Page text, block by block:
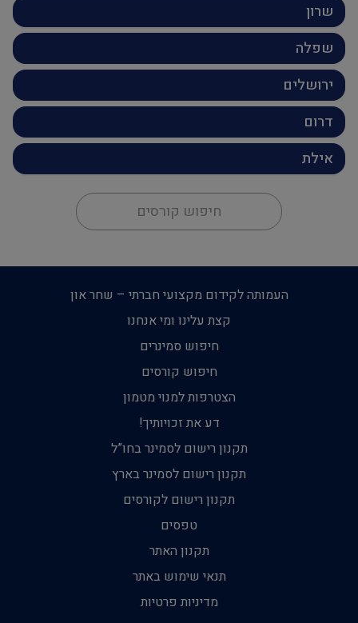
שרון
שפלה
ירושלים
דרום
אילת
חיפוש קורסים
העמותה לקידום מקצועי חברתי – שחר און
קצת עלינו ומי אנחנו
חיפוש סמינרים
חיפוש קורסים
הצטרפות למנוי מטמון
דע את זכויותיך!
תקנון רישום לסמינר בחו”ל
תקנון רישום לסמינר בארץ
תקנון רישום לקורסים
טפסים
תקנון האתר
תנאי שימוש באתר
מדיניות פרטיות